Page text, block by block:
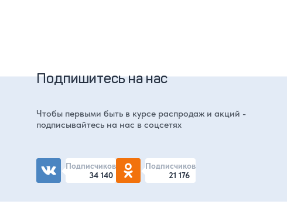
Подпишитесь на нас
Чтобы первыми быть в курсе распродаж и акций -
подписывайтесь на нас в соцсетях
Подписчиков
34 140
Подписчиков
21 176